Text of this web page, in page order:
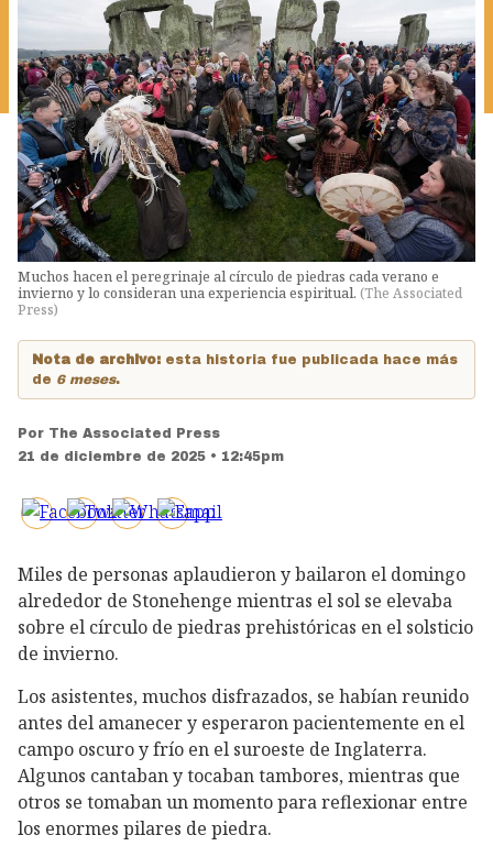
Muchos hacen el peregrinaje al círculo de piedras cada verano e
invierno y lo consideran una experiencia espiritual. (The Associated
Press)
Nota de archivo: esta historia fue publicada hace más
de 6 meses.
Por The Associated Press
21 de diciembre de 2025 • 12:45pm
Miles de personas aplaudieron y bailaron el domingo
alrededor de Stonehenge mientras el sol se elevaba
sobre el círculo de piedras prehistóricas en el solsticio
de invierno.
Los asistentes, muchos disfrazados, se habían reunido
antes del amanecer y esperaron pacientemente en el
campo oscuro y frío en el suroeste de Inglaterra.
Algunos cantaban y tocaban tambores, mientras que
otros se tomaban un momento para reflexionar entre
los enormes pilares de piedra.